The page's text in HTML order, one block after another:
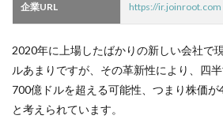
企業URL https://ir.joinroot.com
2020年に上場したばかりの新しい会社で
ルあまりですが、その革新性により、四
700億ドルを超える可能性、つまり株価
と考えられています。